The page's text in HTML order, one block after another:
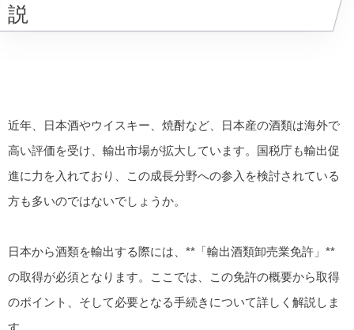
説
近年、日本酒やウイスキー、焼酎など、日本産の酒類は海外で
高い評価を受け、輸出市場が拡大しています。国税庁も輸出促
進に力を入れており、この成長分野への参入を検討されている
方も多いのではないでしょうか。
日本から酒類を輸出する際には、**「輸出酒類卸売業免許」**
の取得が必須となります。ここでは、この免許の概要から取得
のポイント、そして必要となる手続きについて詳しく解説しま